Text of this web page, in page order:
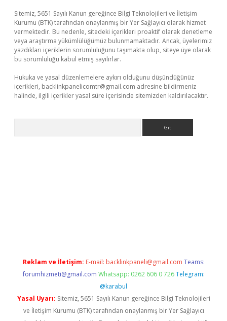
Sitemiz, 5651 Sayılı Kanun gereğince Bilgi Teknolojileri ve İletişim
Kurumu (BTK) tarafından onaylanmış bir Yer Sağlayıcı olarak hizmet
vermektedir. Bu nedenle, sitedeki içerikleri proaktif olarak denetleme
veya araştırma yükümlülüğümüz bulunmamaktadır. Ancak, üyelerimiz
yazdıkları içeriklerin sorumluluğunu taşımakta olup, siteye üye olarak
bu sorumluluğu kabul etmiş sayılırlar.
Hukuka ve yasal düzenlemelere aykırı olduğunu düşündüğünüz
içerikleri, backlinkpanelicomtr@gmail.com adresine bildirmeniz
halinde, ilgili içerikler yasal süre içerisinde sitemizden kaldırılacaktır.
Reklam ve İletişim: E-mail: backlinkpaneli@gmail.com Teams:
forumhizmeti@gmail.com Whatsapp: 0262 606 0 726 Telegram:
@karabul
Yasal Uyarı: Sitemiz, 5651 Sayılı Kanun gereğince Bilgi Teknolojileri
ve İletişim Kurumu (BTK) tarafından onaylanmış bir Yer Sağlayıcı